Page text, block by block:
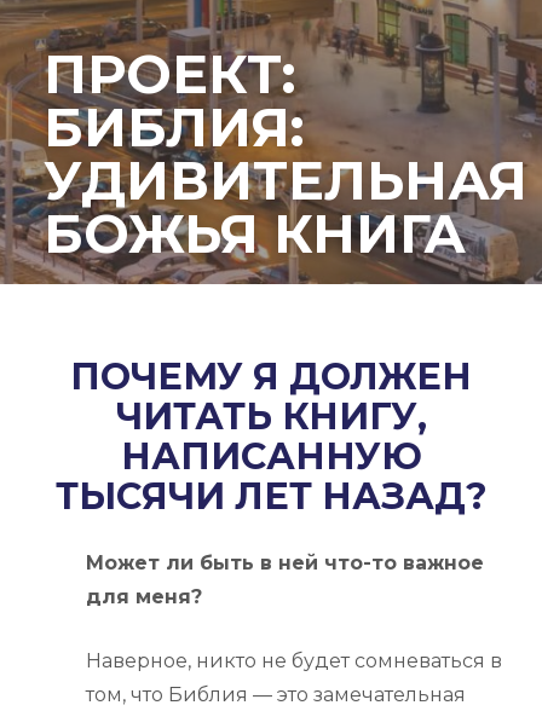
ПРОЕКТ:
БИБЛИЯ:
УДИВИТЕЛЬНАЯ
БОЖЬЯ КНИГА
ПОЧЕМУ Я ДОЛЖЕН
ЧИТАТЬ КНИГУ,
НАПИСАННУЮ
ТЫСЯЧИ ЛЕТ НАЗАД?
Может ли быть в ней что-то важное
для меня?
Наверное, никто не будет сомневаться в
том,что Библия — это замечательная